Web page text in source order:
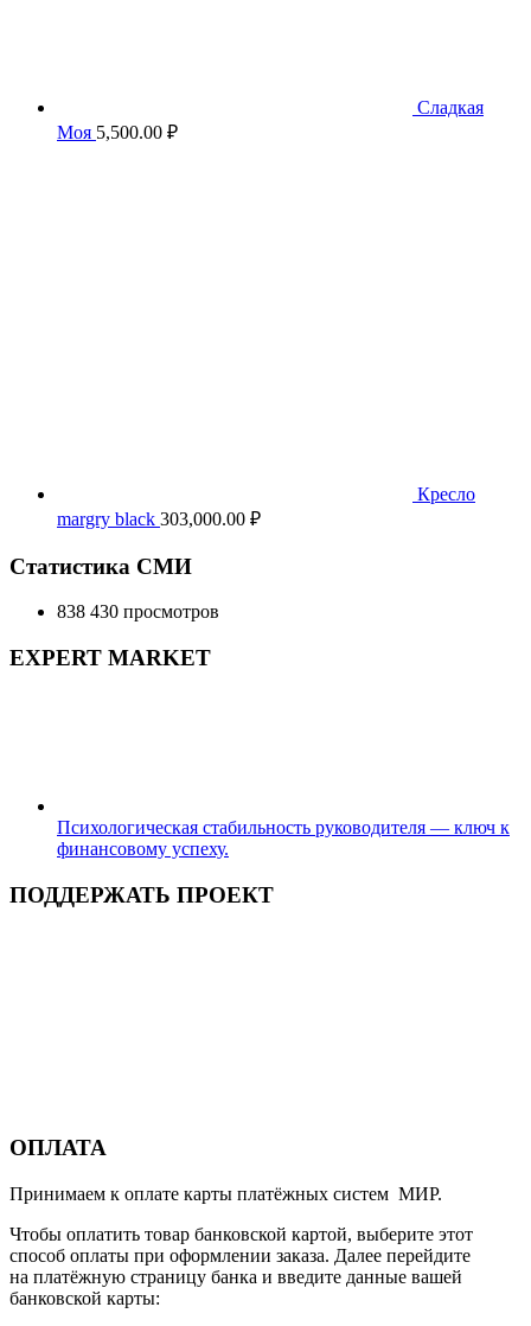
Сладкая
Моя 5,500.00 ₽
Кресло
margry black 303,000.00 ₽
Статистика СМИ
838 430 просмотров
EXPERT MARKET
Психологическая стабильность руководителя — ключ к
финансовому успеху.
ПОДДЕРЖАТЬ ПРОЕКТ
ОПЛАТА
Принимаем к оплате карты платёжных систем МИР.
Чтобы оплатить товар банковской картой, выберите этот
способ оплаты при оформлении заказа. Далее перейдите
на платёжную страницу банка и введите данные вашей
банковской карты: